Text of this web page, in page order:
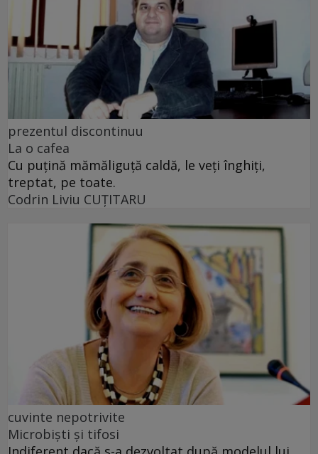
prezentul discontinuu
La o cafea
Cu puţină mămăliguţă caldă, le veţi înghiţi,
treptat, pe toate.
Codrin Liviu CUŢITARU
cuvinte nepotrivite
Microbiști și tifosi